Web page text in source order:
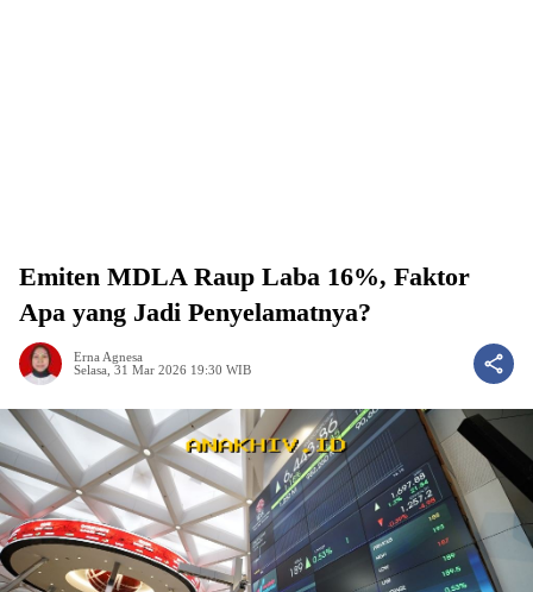
Emiten MDLA Raup Laba 16%, Faktor
Apa yang Jadi Penyelamatnya?
Erna Agnesa
Selasa, 31 Mar 2026 19:30 WIB